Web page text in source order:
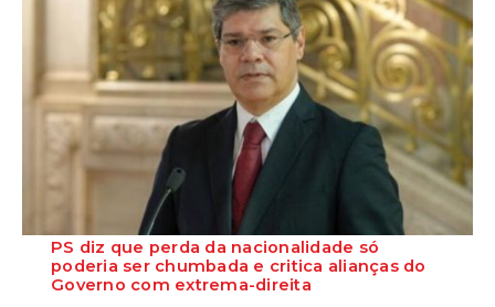
PS diz que perda da nacionalidade só
poderia ser chumbada e critica alianças do
Governo com extrema-direita